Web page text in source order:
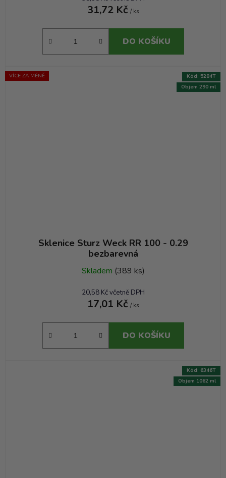
31,72 Kč / ks
DO KOŠÍKU
VÍCE ZA MÉNĚ
Sklenice Sturz Weck RR 100 - 0.29
bezbarevná
Skladem (389 ks)
20,58 Kč včetně DPH
17,01 Kč / ks
DO KOŠÍKU
Objem 290 ml
Kód: 5284T
Objem 1062 ml
Kód: 6346T